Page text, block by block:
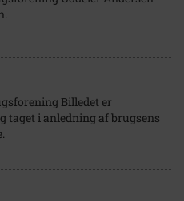
Billedet er
taget i anledning af brugsens